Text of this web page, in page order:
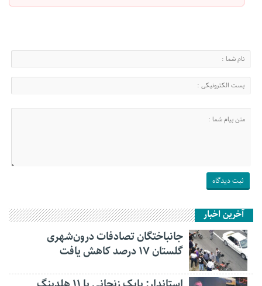
آخرین اخبار
جانباختگان تصادفات درون‌شهری
گلستان ۱۷ درصد کاهش یافت